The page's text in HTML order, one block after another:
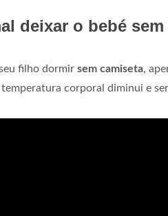
deixar o bebé
filho dormir sem camiseta,
corporal diminui e